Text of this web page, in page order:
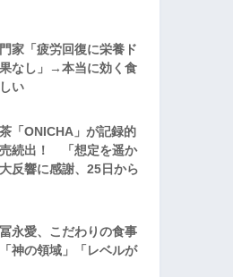
門家「疲労回復に栄養ド
なし」→本当に効く食
い
「ONICHA」が記録的
売続出！ 「想定を遥か
反響に感謝、25日から
冨永愛、こだわりの食事
神の領域」「レベルが